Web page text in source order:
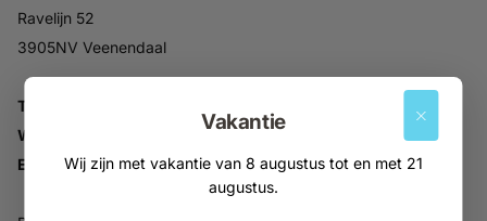
Vakantie
Wij zijn met vakantie van 8 augustus tot en met 21
augustus.
Ravelijn 52
3905NV Veenendaal
Tel:
Whatsapp:
Email:info@vitabron.nl